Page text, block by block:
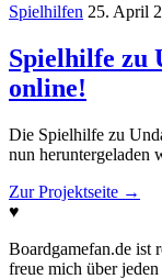
Spielhilfen 25. April
Spielhilfe zu
online!
Die Spielhilfe zu
nun heruntergeladen
Zur Projektseite →
♥
Boardgamefan.de ist
freue mich über